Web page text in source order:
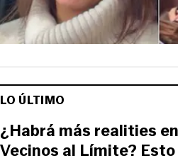
LO ÚLTIMO
¿Habrá más realities
Vecinos al Límite?